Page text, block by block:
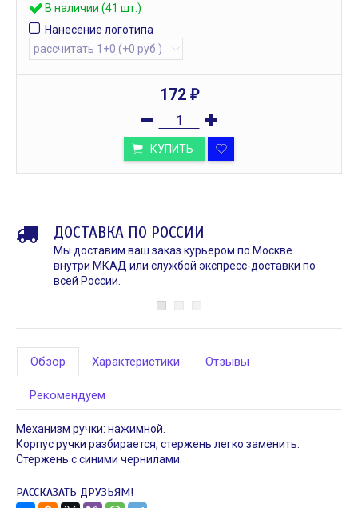
В наличии (41 шт.)
Нанесение логотипа
172 ₽
КУПИТЬ
ДОСТАВКА ПО РОССИИ
Мы доставим ваш заказ курьером по Москве
внутри МКАД или службой экспресс-доставки по
всей России.
Обзор Характеристики Отзывы
Рекомендуем
Механизм ручки: нажимной.
Корпус ручки разбирается, стержень легко заменить.
Стержень с синими чернилами.
РАССКАЗАТЬ ДРУЗЬЯМ!